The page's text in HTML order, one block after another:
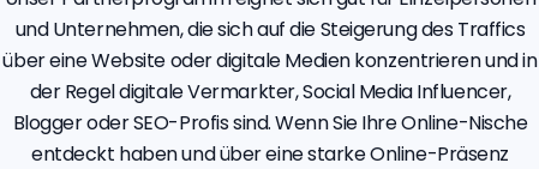
und Unternehmen, die sich auf die Steigerung des Traffics
über eine Website oder digitale Medien konzentrieren und in
der Regel digitale Vermarkter, Social Media Influencer,
Blogger oder SEO-Profis sind. Wenn Sie Ihre Online-Nische
entdeckt haben und über eine starke Online-Präsenz